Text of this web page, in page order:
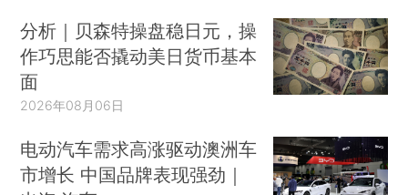
分析｜贝森特操盘稳日元，操
作巧思能否撬动美日货币基本
面
2026年08月06日
电动汽车需求高涨驱动澳洲车
市增长 中国品牌表现强劲｜